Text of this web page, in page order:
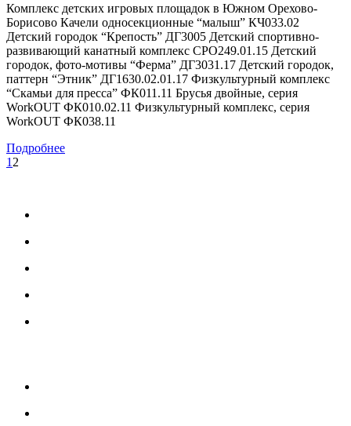
Комплекс детских игровых площадок в Южном Орехово-
Борисово Качели односекционные “малыш” КЧ033.02
Детский городок “Крепость” ДГ3005 Детский спортивно-
развивающий канатный комплекс СРО249.01.15 Детский
городок, фото-мотивы “Ферма” ДГ3031.17 Детский городок,
паттерн “Этник” ДГ1630.02.01.17 Физкультурный комплекс
“Скамьи для пресса” ФК011.11 Брусья двойные, серия
WorkOUT ФК010.02.11 Физкультурный комплекс, серия
WorkOUT ФК038.11
Подробнее
1 2